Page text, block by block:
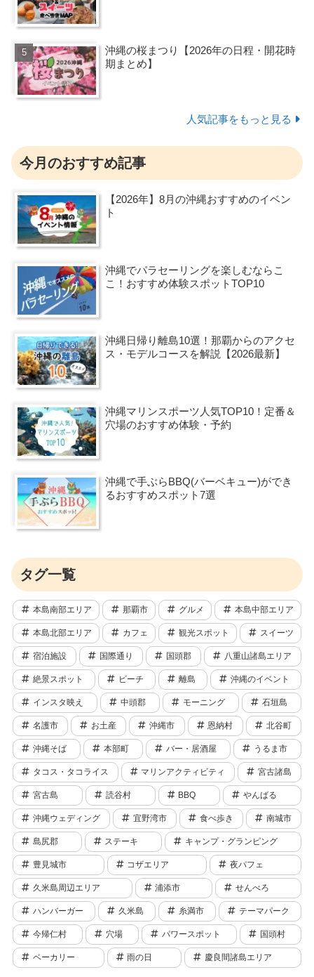
沖縄の桜まつり【2026年の日程・開花時
期まとめ】
人気記事をもっと見る
今月のおすすめ記事
【2026年】8月の沖縄おすすめのイベン
ト
沖縄でパラセーリングを楽しむならこ
こ！おすすめ体験スポットTOP10
沖縄日帰り離島10選！那覇からのアクセ
ス・モデルコースを解説【2026最新】
沖縄マリンスポーツ人気TOP10！定番＆
穴場のおすすめ体験・予約
沖縄で手ぶらBBQ(バーベキュー)ができ
るおすすめスポット7選
タグ一覧
本島南部エリア 那覇市 グルメ 本島中部エリア
本島北部エリア カフェ 観光スポット スイーツ
宿泊施設 国際通り 国頭郡 八重山諸島エリア
絶景スポット ビーチ 離島 沖縄のイベント
インスタ映え 中頭郡 モーニング 石垣島
名護市 お土産 沖縄市 恩納村 北谷町
沖縄そば 本部町 バー・居酒屋 うるま市
タコス・タコライス マリンアクティビティ 宮古諸島
宮古島 読谷村 BBQ やんばる
沖縄ウェディング 宜野湾市 食べ歩き 南城市
島尻郡 ステーキ キャンプ・グランピング
豊見城市 コザエリア 夜パフェ
久米島周辺エリア 浦添市 せんべろ
ハンバーガー 久米島 糸満市 テーマパーク
今帰仁村 穴場 パワースポット 国頭村
ベーカリー 雨の日 慶良間諸島エリア